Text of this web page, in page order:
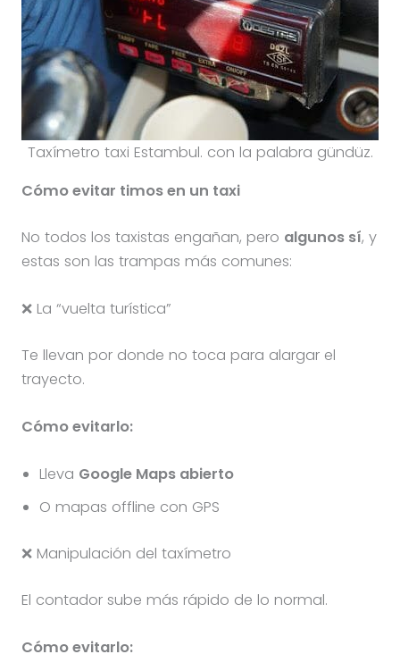
Taxímetro taxi Estambul. con la palabra gündüz.
Cómo evitar timos en un taxi
No todos los taxistas engañan, pero algunos sí, y
estas son las trampas más comunes:
❌ La “vuelta turística”
Te llevan por donde no toca para alargar el
trayecto.
Cómo evitarlo:
Lleva Google Maps abierto
O mapas offline con GPS
❌ Manipulación del taxímetro
El contador sube más rápido de lo normal.
Cómo evitarlo: